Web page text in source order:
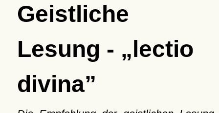
Geistliche
Lesung -
lectio
divina